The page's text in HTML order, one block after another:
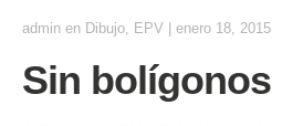
admin en Dibujo, EPV enero 18, 2015
Sin bolígonos